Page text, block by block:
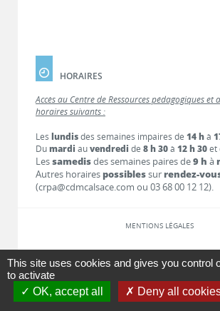
HORAIRES
Accès au Centre de Ressources pédagogiques et
horaires suivants :
Les lundisdes semaines impaires de 14 hà
Dumardi auvendredi de 8 h 30à 12 h 30et
Lessamedisdes semaines paires de9 h à
Autres horaires possiblessur rendez-
(crpa@cdmcalsace.com ou 03 68 00 12 12).
MENTIONS LÉGALES
LIENS
CONTACT
This site uses cookies and gives you control
to activate
OK, accept all
Deny all